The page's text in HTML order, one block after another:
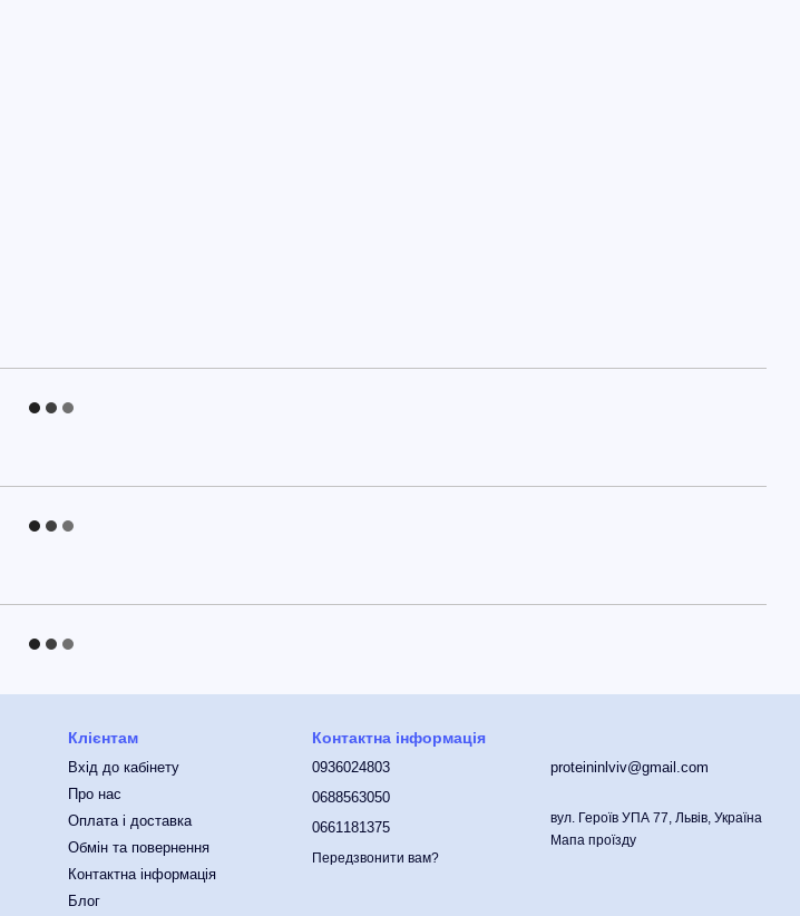
Клієнтам
Вхід до кабінету
Про нас
Оплата і доставка
Обмін та повернення
Контактна інформація
Блог
Контактна інформація
0936024803
0688563050
0661181375
Передзвонити вам?
proteininlviv@gmail.com
вул. Героїв УПА 77, Львів, Україна
Мапа проїзду